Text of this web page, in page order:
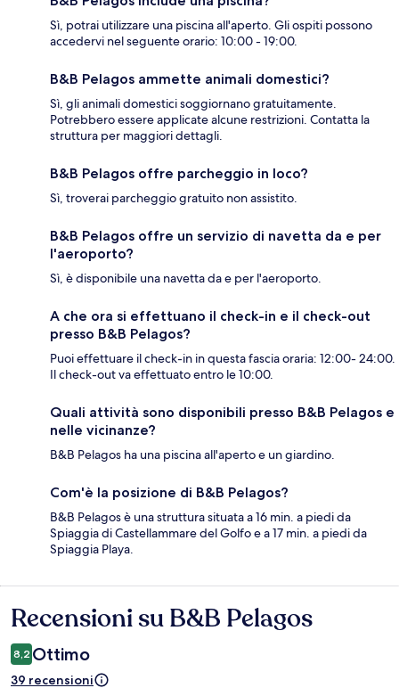
Sì, potrai utilizzare una piscina all'aperto. Gli ospiti possono
accedervi nel seguente orario: 10:00 - 19:00.
B&B Pelagos ammette animali domestici?
Sì, gli animali domestici soggiornano gratuitamente.
Potrebbero essere applicate alcune restrizioni. Contatta la
struttura per maggiori dettagli.
B&B Pelagos offre parcheggio in loco?
Sì, troverai parcheggio gratuito non assistito.
B&B Pelagos offre un servizio di navetta da e per
l'aeroporto?
Sì, è disponibile una navetta da e per l'aeroporto.
A che ora si effettuano il check-in e il check-out
presso B&B Pelagos?
Puoi effettuare il check-in in questa fascia oraria: 12:00- 24:00.
Il check-out va effettuato entro le 10:00.
Quali attività sono disponibili presso B&B Pelagos e
nelle vicinanze?
B&B Pelagos ha una piscina all'aperto e un giardino.
Com'è la posizione di B&B Pelagos?
B&B Pelagos è una struttura situata a 16 min. a piedi da
Spiaggia di Castellammare del Golfo e a 17 min. a piedi da
Spiaggia Playa.
Recensioni
Recensioni su B&B Pelagos
8,2 Ottimo
39 recensioni